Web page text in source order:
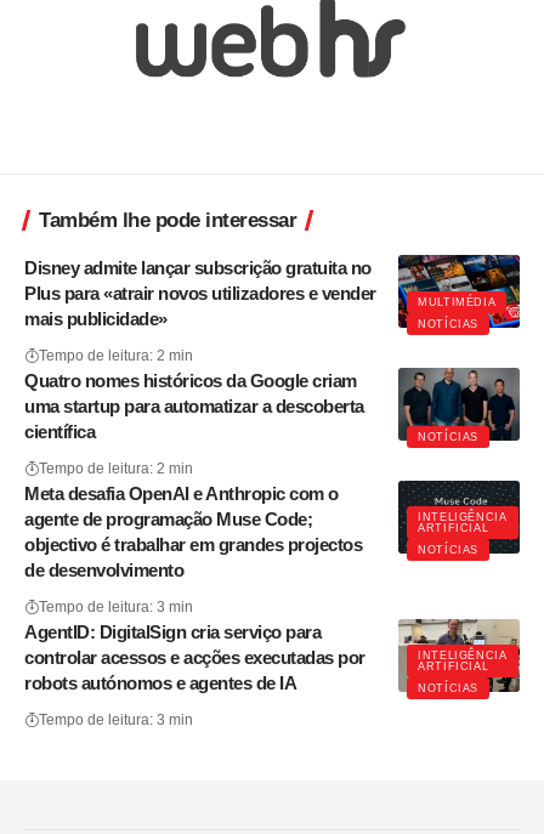
Também lhe pode interessar
MULTIMÉDIA
NOTÍCIAS
Disney admite lançar subscrição gratuita no
Plus para «atrair novos utilizadores e vender
mais publicidade»
Tempo de leitura: 2 min
NOTÍCIAS
Quatro nomes históricos da Google criam
uma startup para automatizar a descoberta
científica
Tempo de leitura: 2 min
INTELIGÊNCIA
ARTIFICIAL
NOTÍCIAS
Meta desafia OpenAI e Anthropic com o
agente de programação Muse Code;
objectivo é trabalhar em grandes projectos
de desenvolvimento
Tempo de leitura: 3 min
INTELIGÊNCIA
ARTIFICIAL
NOTÍCIAS
AgentID: DigitalSign cria serviço para
controlar acessos e acções executadas por
robots autónomos e agentes de IA
Tempo de leitura: 3 min